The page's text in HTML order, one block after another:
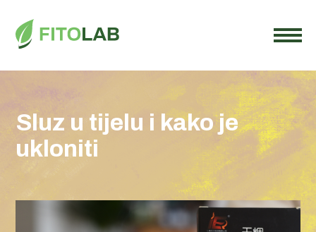
Sluz u tijelu i kako je
ukloniti